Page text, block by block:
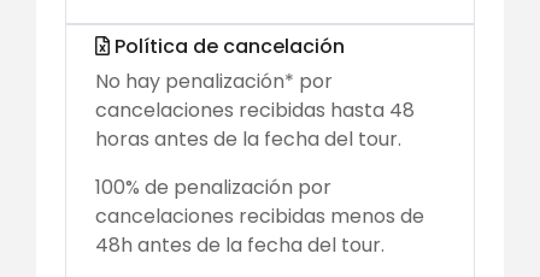
Política de cancelación
No hay penalización* por
cancelaciones recibidas hasta 48
horas antes de la fecha del tour.
100% de penalización por
cancelaciones recibidas menos de
48h antes de la fecha del tour.